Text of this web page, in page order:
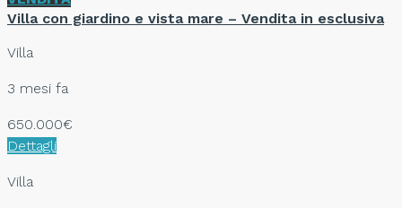
Villa con giardino e vista mare – Vendita in esclusiva
Villa
3 mesi fa
650.000€
Dettagli
Villa